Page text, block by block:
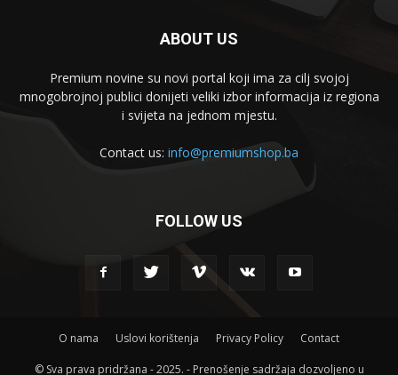
ABOUT US
Premium novine su novi portal koji ima za cilj svojoj
mnogobrojnoj publici donijeti veliki izbor informacija iz regiona
i svijeta na jednom mjestu.
Contact us: info@premiumshop.ba
FOLLOW US
O nama Uslovi korištenja Privacy Policy Contact
© Sva prava pridržana - 2025. - Prenošenje sadržaja dozvoljeno u